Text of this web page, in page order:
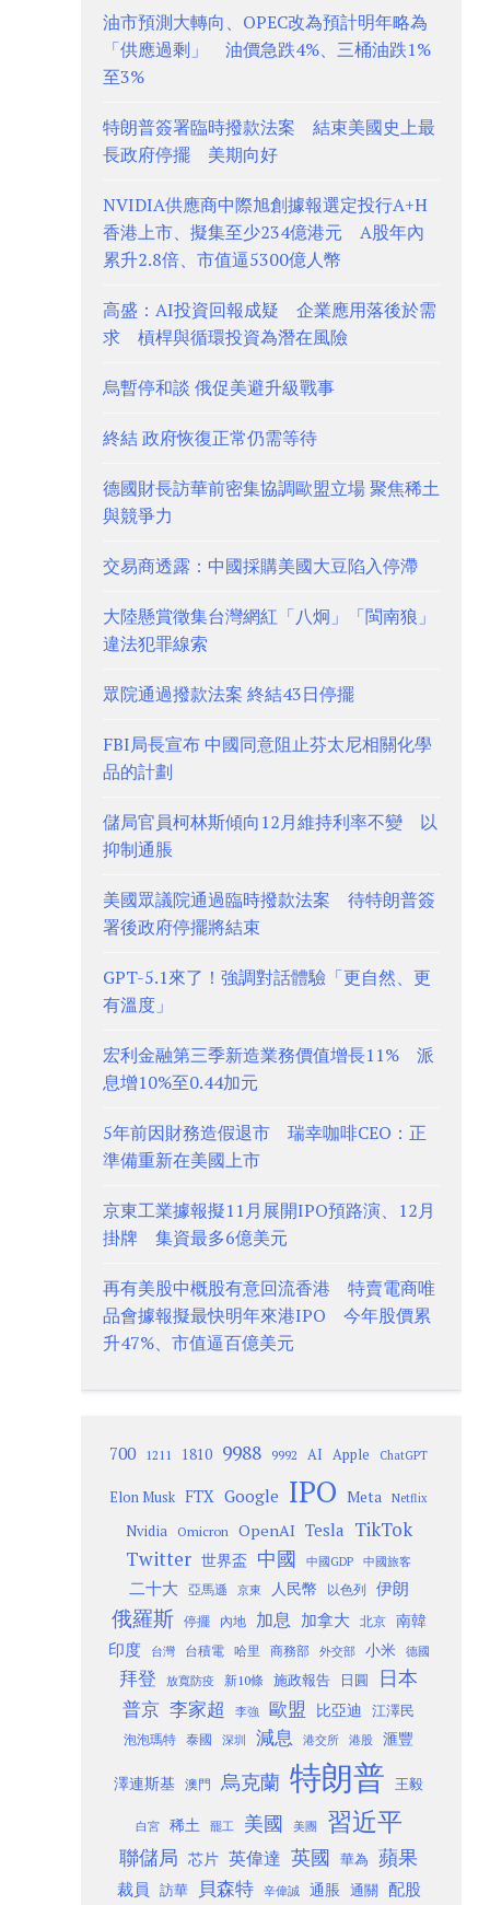
油市預測大轉向、OPEC改為預計明年略為
「供應過剩」 油價急跌4%、三桶油跌1%
至3%
特朗普簽署臨時撥款法案 結束美國史上最
長政府停擺 美期向好
NVIDIA供應商中際旭創據報選定投行A+H
香港上市、擬集至少234億港元 A股年內
累升2.8倍、市值逼5300億人幣
高盛：AI投資回報成疑 企業應用落後於需
求 槓桿與循環投資為潛在風險
烏暫停和談 俄促美避升級戰事
終結 政府恢復正常仍需等待
德國財長訪華前密集協調歐盟立場 聚焦稀土
與競爭力
交易商透露：中國採購美國大豆陷入停滯
大陸懸賞徵集台灣網紅「八炯」「閩南狼」
違法犯罪線索
眾院通過撥款法案 終結43日停擺
FBI局長宣布 中國同意阻止芬太尼相關化學
品的計劃
儲局官員柯林斯傾向12月維持利率不變 以
抑制通脹
美國眾議院通過臨時撥款法案 待特朗普簽
署後政府停擺將結束
GPT-5.1來了！強調對話體驗「更自然、更
有溫度」
宏利金融第三季新造業務價值增長11% 派
息增10%至0.44加元
5年前因財務造假退市 瑞幸咖啡CEO：正
準備重新在美國上市
京東工業據報擬11月展開IPO預路演、12月
掛牌 集資最多6億美元
再有美股中概股有意回流香港 特賣電商唯
品會據報擬最快明年來港IPO 今年股價累
升47%、市值逼百億美元
700 1211 1810 9988 9992 AI Apple ChatGPT
Elon Musk FTX Google IPO Meta Netflix
Nvidia Omicron OpenAI Tesla TikTok
Twitter 世界盃 中國 中國GDP 中國旅客
二十大 亞馬遜 京東 人民幣 以色列 伊朗
俄羅斯 停擺 內地 加息 加拿大 北京
南韓
印度
台灣 台積電 哈里 商務部 外交部 小米 德國
拜登 放寬防疫 新10條 施政報告 日圓 日本
普京 李家超 李強 歐盟 比亞迪 江澤民
泡泡瑪特 泰國 深圳 減息 港交所 港股 滙豐
澤連斯基 澳門 烏克蘭 特朗普 王毅
白宮 稀土 罷工 美國 美團 習近平
聯儲局 芯片 英偉達 英國 華為 蘋果
裁員 訪華 貝森特 辛偉誠 通脹 通關 配股